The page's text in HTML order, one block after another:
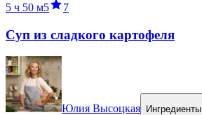
5 ч 50 м5 7
Суп из сладкого картофеля
Юлия Высоцкая Ингредиенты